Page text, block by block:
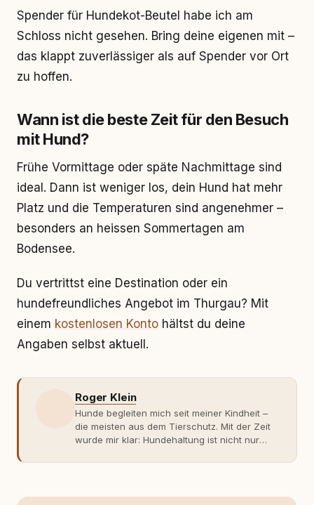
Spender für Hundekot-Beutel habe ich am
Schloss nicht gesehen. Bring deine eigenen mit –
das klappt zuverlässiger als auf Spender vor Ort
zu hoffen.
Wann ist die beste Zeit für den Besuch
mit Hund?
Frühe Vormittage oder späte Nachmittage sind
ideal. Dann ist weniger los, dein Hund hat mehr
Platz und die Temperaturen sind angenehmer –
besonders an heissen Sommertagen am
Bodensee.
Du vertrittst eine Destination oder ein
hundefreundliches Angebot im Thurgau? Mit
einem kostenlosen Konto hältst du deine
Angaben selbst aktuell.
Roger Klein
Hunde begleiten mich seit meiner Kindheit –
die meisten aus dem Tierschutz. Mit der Zeit
wurde mir klar: Hundehaltung ist nicht nur
Fachwissen. Der Wendepunkt kam mit meinem